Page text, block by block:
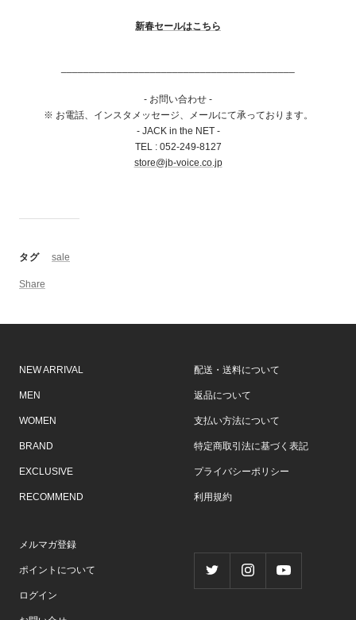
タグ sale
Share
新春セールはこちら
- お問い合わせ -
※ お電話、インスタメッセージ、メールにて承っております。
- JACK in the NET -
TEL : 052-249-8127
store@jb-voice.co.jp
NEW ARRIVAL
MEN
WOMEN
BRAND
EXCLUSIVE
RECOMMEND
配送・送料について
返品について
支払い方法について
特定商取引法に基づく表記
プライバシーポリシー
利用規約
メルマガ登録
ポイントについて
ログイン